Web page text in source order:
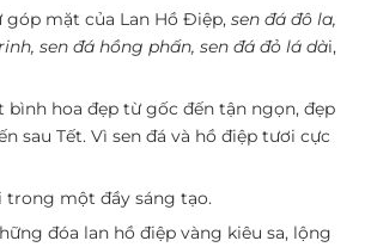
góp mặt của Lan Hồ Điệp, sen đá đô la,
sen đá hồng phấn, sen đá đỏ lá dài,
bình hoa đẹp từ gốc đến tận ngọn, đẹp
sau Tết. Vì sen đá và hồ điệp tươi cực
trong một đầy sáng tạo.
đóa lan hồ điệp vàng kiêu sa, lộng